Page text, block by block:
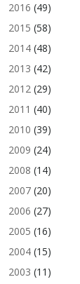
2016 (49)
2015 (58)
2014(48)
2013 (42)
2012(29)
2011 (40)
2010 (39)
2009 (24)
2008 (14)
2007(20)
2006 (27)
2005 (16)
2004(15)
2003 (11)